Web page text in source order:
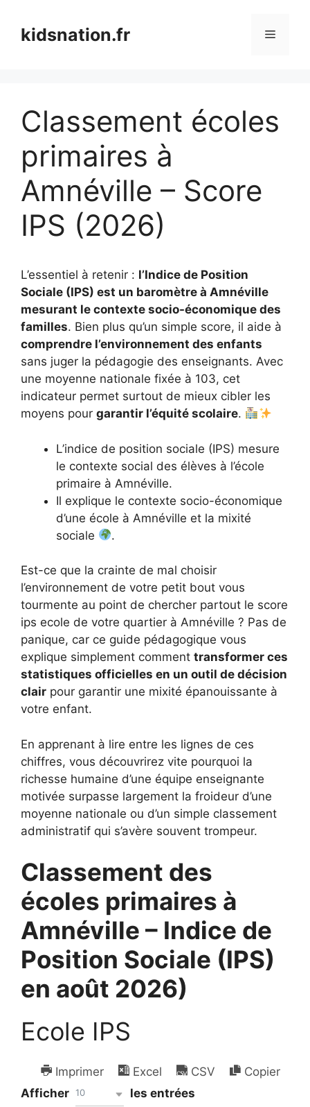
contenukidsnation.fr Menu
Classement écoles
primaires à
Amnéville – Score
IPS (2026)
L’essentiel à retenir : l’Indice de Position
Sociale (IPS) est un baromètre à Amnéville
mesurant le contexte socio-économique des
familles. Bien plus qu’un simple score, il aide à
comprendre l’environnement des enfants
sans juger la pédagogie des enseignants. Avec
une moyenne nationale fixée à 103, cet
indicateur permet surtout de mieux cibler les
moyens pour garantir l’équité scolaire.
L’indice de position sociale (IPS) mesure
le contexte social des élèves à l’école
primaire à Amnéville.
Il explique le contexte socio-économique
d’une école à Amnéville et la mixité
sociale
.
Est-ce que la crainte de mal choisir
l’environnement de votre petit bout vous
tourmente au point de chercher partout le score
ips ecole de votre quartier à Amnéville ? Pas de
panique, car ce guide pédagogique vous
explique simplement comment transformer ces
statistiques officielles en un outil de décision
clair pour garantir une mixité épanouissante à
votre enfant.
En apprenant à lire entre les lignes de ces
chiffres, vous découvrirez vite pourquoi la
richesse humaine d’une équipe enseignante
motivée surpasse largement la froideur d’une
moyenne nationale ou d’un simple classement
administratif qui s’avère souvent trompeur.
Classement des
écoles primaires à
Amnéville – Indice de
Position Sociale (IPS)
en août 2026)
Ecole IPS
Imprimer Excel CSV
Copier
Afficher 10 les entrées